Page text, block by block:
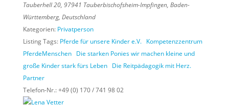
Tauberhell 20, 97941 Tauberbischofsheim-Impfingen, Baden-
Württemberg, Deutschland
Kategorien: Privatperson
Listing Tags: Pferde für unsere Kinder e.V. Kompetenzzentrum
PferdeMenschen Die starken Ponies wir machen kleine und
große Kinder stark fürs Leben Die Reitpädagogik mit Herz.
Partner
Telefon-Nr.:+49 (0) 170 / 741 98 02